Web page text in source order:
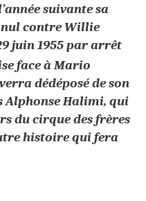
suivante sa
contre Willie
juin 1955 par arrêt
face à Mario
dédéposé de son
Halimi, qui
du cirque des frères
histoire qui fera